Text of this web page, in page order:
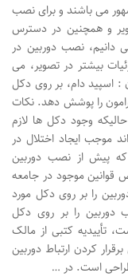
می باشند و برای نصب
و همچنین در دسترس
دانیم، نصب دوربین در
بیشتر در تصویر، می
اسپید دام، بر روی دکل
را پوشش دهد. نکات
وجود دکل ها لازم
موجب ایجاد اختلال در
که پیش از نصب دوربین
موجود در جامعه
را بر روی دکل مورد
را بر روی دکل
تأییدیه کتبی از مالک
کردن ارتباط دوربین
است. در …